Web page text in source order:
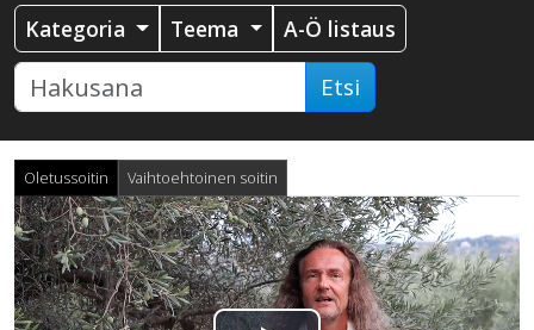
Kategoria Teema A-Ö listaus
Etsi
Oletussoitin Vaihtoehtoinen soitin